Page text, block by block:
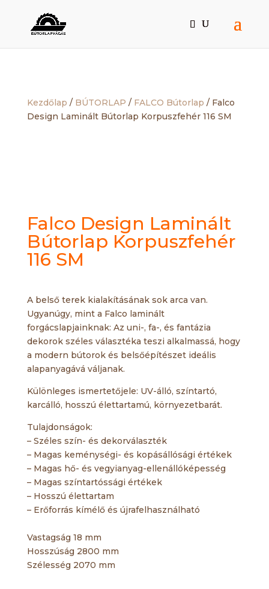
Kezdőlap / BÚTORLAP / FALCO Bútorlap / Falco
Design Laminált Bútorlap Korpuszfehér 116 SM
Falco Design Laminált
Bútorlap Korpuszfehér
116 SM
A belső terek kialakításának sok arca van.
Ugyanúgy, mint a Falco laminált
forgácslapjainknak: Az uni-, fa-, és fantázia
dekorok széles választéka teszi alkalmassá, hogy
a modern bútorok és belsőépítészet ideális
alapanyagává váljanak.
Különleges ismertetőjele: UV-álló, színtartó,
karcálló, hosszú élettartamú, környezetbarát.
Tulajdonságok:
– Széles szín- és dekorválaszték
– Magas keménységi- és kopásállósági értékek
– Magas hő- és vegyianyag-ellenállóképesség
– Magas színtartóssági értékek
– Hosszú élettartam
– Erőforrás kímélő és újrafelhasználható
Vastagság 18 mm
Hosszúság 2800 mm
Szélesség 2070 mm